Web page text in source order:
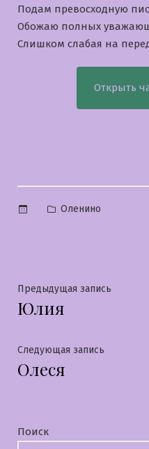
Подам превосходную
Обожаю полных
Слишком слабая на
Открыть
Опубликовано
Оленино
Навигация
по
записям
Предыдущая запись
Юлия
Следующая запись
Олеся
Поиск